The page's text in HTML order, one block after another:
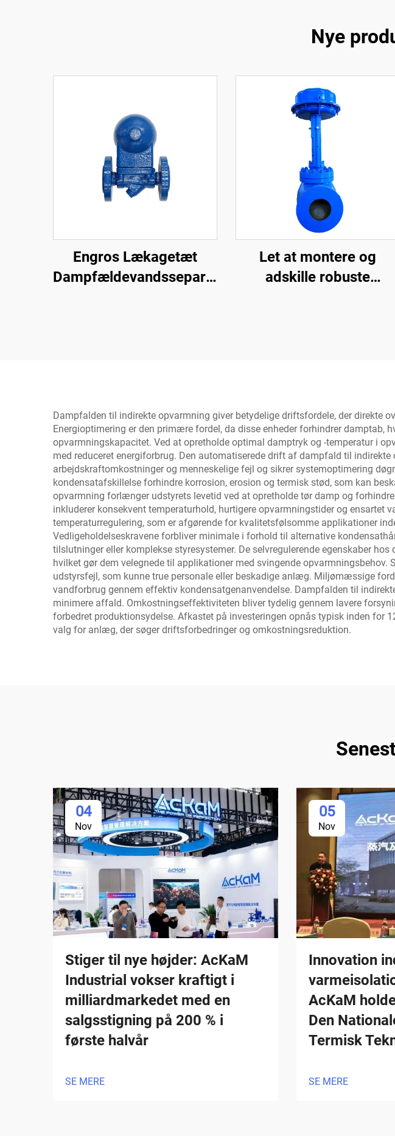
Nye
Engros Lækagetæt
Dampfældevandsseparator
Let at montere og
adskille robuste
Dampfalden til indirekte opvarmning giver betydelige driftsfordele, der
Energioptimering er den primære fordel, da disse enheder forhindrer
opvarmningskapacitet. Ved at opretholde optimal damptryk og -temperatur i
med reduceret energiforbrug. Den automatiserede drift af dampfald til
arbejdskraftomkostninger og menneskelige fejl og sikrer systemoptimering
kondensatafskillelse forhindre korrosion, erosion og termisk stød, som kan
opvarmning forlænger udstyrets levetid ved at opretholde tør damp og
inkluderer konsekvent temperaturhold, hurtigere opvarmningstider og
temperaturregulering, som er afgørende for kvalitetsfølsomme applikationer
Vedligeholdelseskravene forbliver minimale i forhold til alternative
tilslutninger eller komplekse styresystemer. De selvregulerende egenskaber
hvilket gør dem velegnede til applikationer med svingende
udstyrsfejl, som kunne true personale eller beskadige anlæg. Miljømæssige
vandforbrug gennem effektiv kondensatgenanvendelse. Dampfalden til
minimere affald. Omkostningseffektiviteten bliver tydelig gennem lavere
forbedret produktionsydelse. Afkastet på investeringen opnås typisk inden
valg for anlæg, der søger driftsforbedringer og omkostningsreduktion.
04
Nov
Stiger til nye højder: AcKaM
Industrial vokser kraftigt i
milliardmarkedet med en
salgsstigning på 200 % i
første halvår
SE MERE
05
Nov
Innovation
AcKaM
Den
Termisk
SE MERE